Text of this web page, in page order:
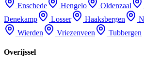
Enschede Hengelo Oldenzaal
Denekamp
Losser Haaksbergen
Wierden
Vriezenveen Tubbergen
Overijssel